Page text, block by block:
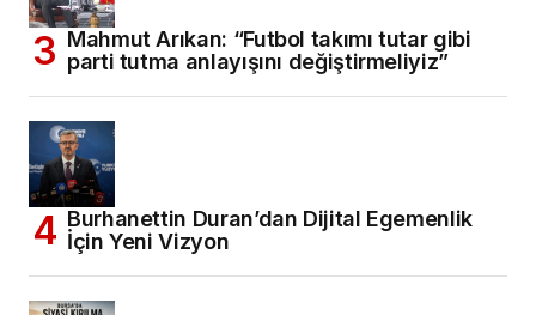
Mahmut Arıkan: “Futbol takımı tutar gibi
parti tutma anlayışını değiştirmeliyiz”
Burhanettin Duran’dan Dijital Egemenlik
İçin Yeni Vizyon